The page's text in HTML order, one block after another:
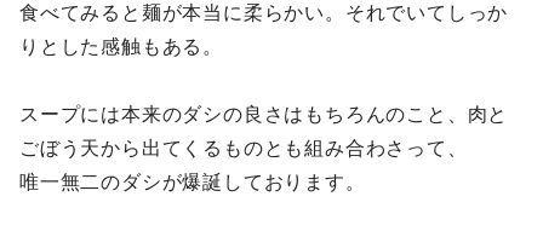
食べてみると麺が本当に柔らかい。それでいてしっか
りとした感触もある。
スープには本来のダシの良さはもちろんのこと、肉と
ごぼう天から出てくるものとも組み合わさって、
唯一無二のダシが爆誕しております。